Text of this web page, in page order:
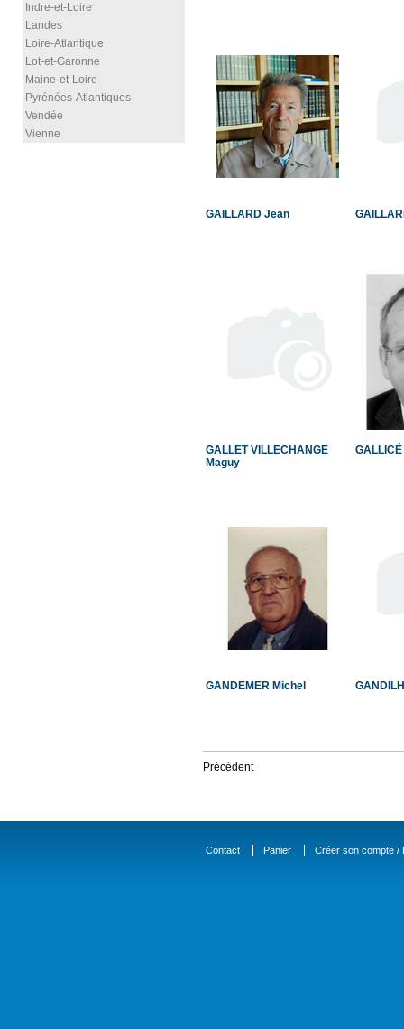
Indre-et-Loire
Landes
Loire-Atlantique
Lot-et-Garonne
Maine-et-Loire
Pyrénées-Atlantiques
Vendée
Vienne
GAILLARD Jean
GALLET VILLECHANGE
Maguy
GANDEMER Michel
Précédent
Contact Panier Créer son compte /